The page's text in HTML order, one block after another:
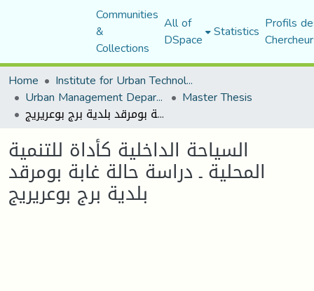
Communities
&
Collections
All of
DSpace Statistics Profils
Home
Institute for Urban Technology Management
Urban Management Department Master Thesis
السياحة الداخلية كأداة للتنمية المحلية ـ دراسة حالة غابة بومرقد بلدية برج بوعريريج
السياحة الداخلية كأداة للتنمية
المحلية ـ دراسة حالة غابة بومرقد
بلدية برج بوعريريج